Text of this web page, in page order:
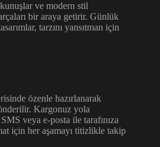
ve modern stil
bir araya getirir. Günlük
tarzını yansıtman için
özenle hazırlanarak
Kargonuz yola
SMS veya e-posta ile tarafınıza
için her aşamayı titizlikle takip